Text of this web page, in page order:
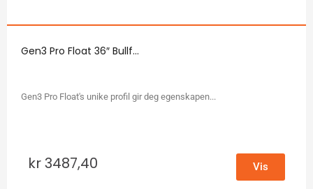
Gen3 Pro Float 36″ Bullf...
Gen3 Pro Float's unike profil gir deg egenskapen...
kr3487,40 Vis